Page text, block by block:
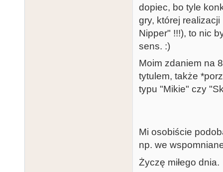
dopiec, bo tyle
gry, której
Nipper" !!!), to nic
sens. :)
Moim zdaniem na
tytulem, także
typu "Mikie" czy
Mi osobiście
np. we
Życzę miłego dnia.